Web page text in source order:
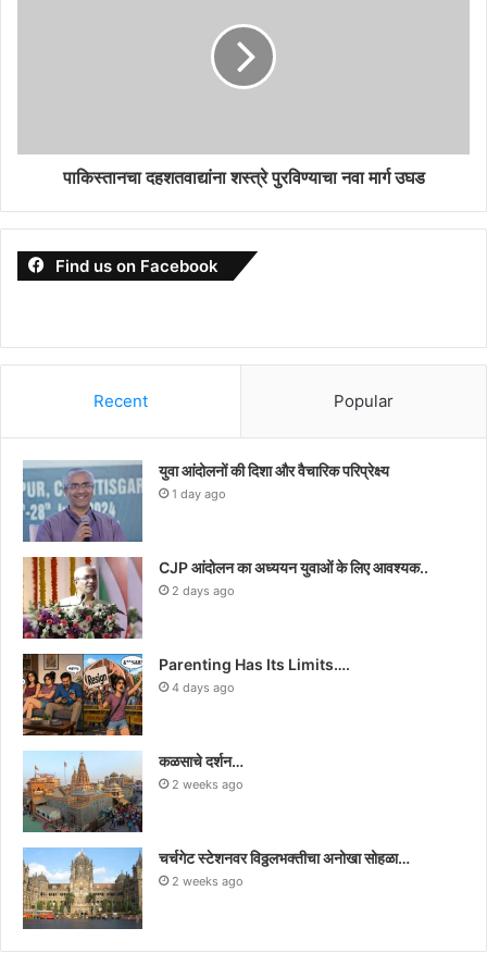
पाकिस्तानचा दहशतवाद्यांना शस्त्रे पुरविण्याचा नवा मार्ग उघड
Find us on Facebook
Recent Popular
युवा आंदोलनों की दिशा और वैचारिक परिप्रेक्ष्य
1 day ago
CJP आंदोलन का अध्ययन युवाओं के लिए आवश्यक..
2 days ago
Parenting Has Its Limits….
4 days ago
कळसाचे दर्शन…
2 weeks ago
चर्चगेट स्टेशनवर विठ्ठलभक्तीचा अनोखा सोहळा…
2 weeks ago